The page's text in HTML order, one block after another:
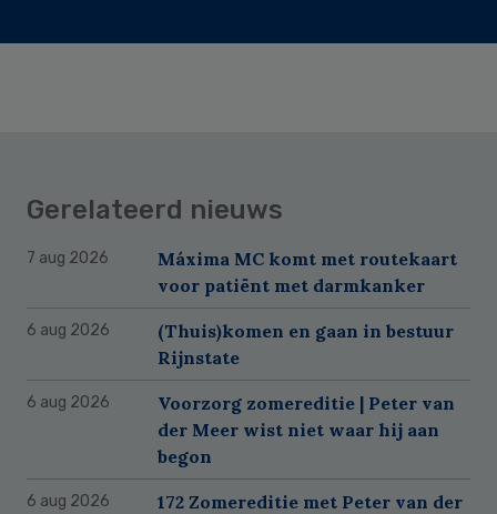
Gerelateerd nieuws
7 aug 2026
Máxima MC komt met routekaart
voor patiënt met darmkanker
6 aug 2026
(Thuis)komen en gaan in bestuur
Rijnstate
6 aug 2026
Voorzorg zomereditie | Peter van
der Meer wist niet waar hij aan
begon
6 aug 2026
172 Zomereditie met Peter van der